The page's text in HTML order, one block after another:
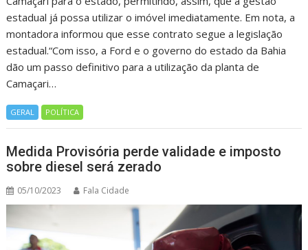
estadual já possa utilizar o imóvel imediatamente. Em nota, a
montadora informou que esse contrato segue a legislação
estadual.“Com isso, a Ford e o governo do estado da Bahia
dão um passo definitivo para a utilização da planta de
Camaçari…
GERAL POLÍTICA
Medida Provisória perde validade e imposto
sobre diesel será zerado
05/10/2023 Fala Cidade